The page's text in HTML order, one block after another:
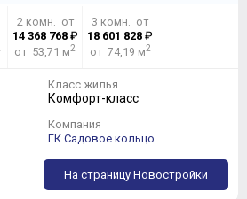
2 комн. от
14 368 768₽
от 53,71 м2
3 комн. от
18 601 828 ₽
от 74,19 м2
Класс жилья
Комфорт-класс
Компания
ГК Садовое кольцо
На страницу Новостройки